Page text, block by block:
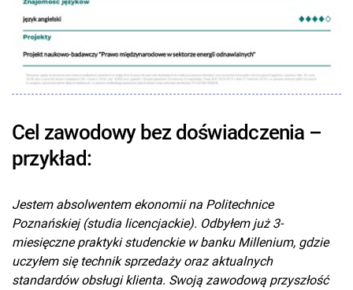
Cel zawodowy bez doświadczenia –
przykład:
Jestem absolwentem ekonomii na Politechnice
Poznańskiej (studia licencjackie). Odbyłem już 3-
miesięczne praktyki studenckie w banku Millenium, gdzie
uczyłem się technik sprzedaży oraz aktualnych
standardów obsługi klienta. Swoją zawodową przyszłość